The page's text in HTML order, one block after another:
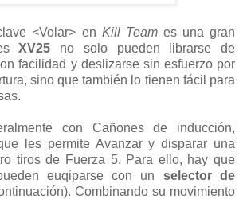
<Volar> en Kill Teames una gran
XV25 no solo pueden librarse de
facilidad y deslizarse sin esfuerzo por
sino que también lo tienen fácil para
con Cañones de inducción,
les permite Avanzar y disparar una
tiros de Fuerza 5. Para ello, hay que
euqiparse con un selector de
Combinando su movimiento